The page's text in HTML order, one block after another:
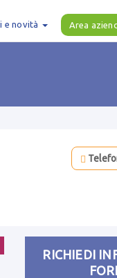
e novità Area
RICHIEDI